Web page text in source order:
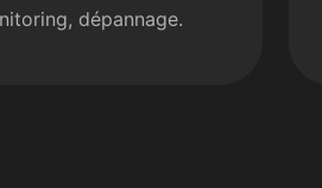
dépannage.